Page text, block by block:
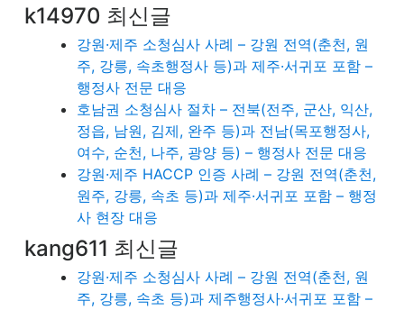
k14970 최신글
강원·제주 소청심사 사례 – 강원 전역(춘천, 원
주, 강릉, 속초행정사 등)과 제주·서귀포 포함 –
행정사 전문 대응
호남권 소청심사 절차 – 전북(전주, 군산, 익산,
정읍, 남원, 김제, 완주 등)과 전남(목포행정사,
여수, 순천, 나주, 광양 등) – 행정사 전문 대응
강원·제주 HACCP 인증 사례 – 강원 전역(춘천,
원주, 강릉, 속초 등)과 제주·서귀포 포함 – 행정
사 현장 대응
kang611 최신글
강원·제주 소청심사 사례 – 강원 전역(춘천, 원
주, 강릉, 속초 등)과 제주행정사·서귀포 포함 –